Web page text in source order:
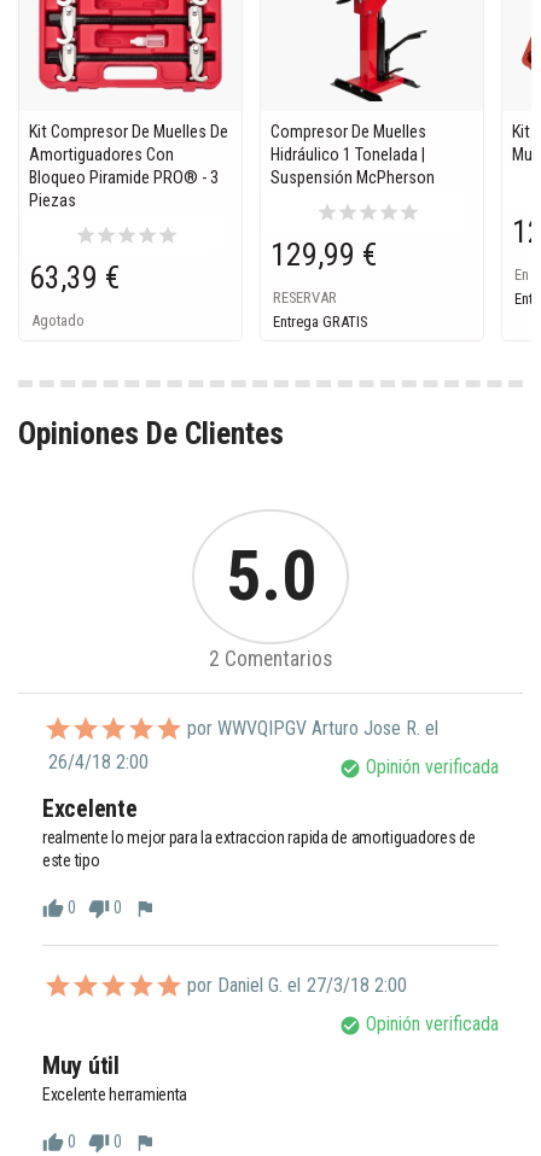
Kit Compresor De Muelles De
Amortiguadores Con
Bloqueo Piramide PRO® - 3
Piezas
starstarstarstarstar
63,39 €
Agotado
Compresor De Muelles
Hidráulico 1 Tonelada |
Suspensión McPherson
starstarstarstarstar
129,99 €
RESERVAR
Entrega GRATIS
Kit
En
Opiniones De Clientes
5.0
2 Comentarios
por WWVQIPGV Arturo Jose R. el
26/4/18 2:00
check_circle Opinión verificada
Excelente
realmente lo mejor para la extraccion rapida de amortiguadores de
este tipo
thumb_up0 thumb_down0 flag
por Daniel G. el 27/3/18 2:00
check_circle Opinión verificada
Muy útil
Excelente herramienta
thumb_up0 thumb_down0 flag